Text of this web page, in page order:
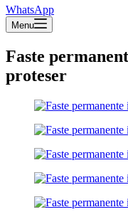
WhatsApp
Menu
Faste
proteser